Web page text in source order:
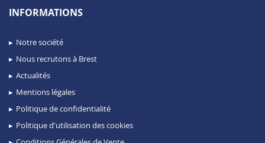
INFORMATIONS
Notre société
Nous recrutons à Brest
Actualités
Mentions légales
Politique de confidentialité
Politique d'utilisation des cookies